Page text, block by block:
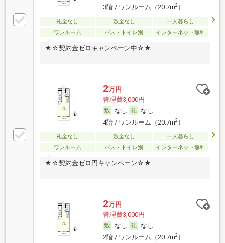
3階 / ワンルーム（20.7m2）
礼金なし 敷金なし
一人暮らし
ワンルーム
バス・トイレ別 インターネット無料
★☆契約金ゼロキャンペーン中☆★
2万円
管理費3,000円
なし
なし
4階 / ワンルーム（20.7m2）
礼金なし 敷金なし
一人暮らし
ワンルーム
バス・トイレ別 インターネット無料
★☆契約金ゼロ円キャンペーン☆★
2万円
管理費3,000円
なし
なし
2階 / ワンルーム（20.7m2）